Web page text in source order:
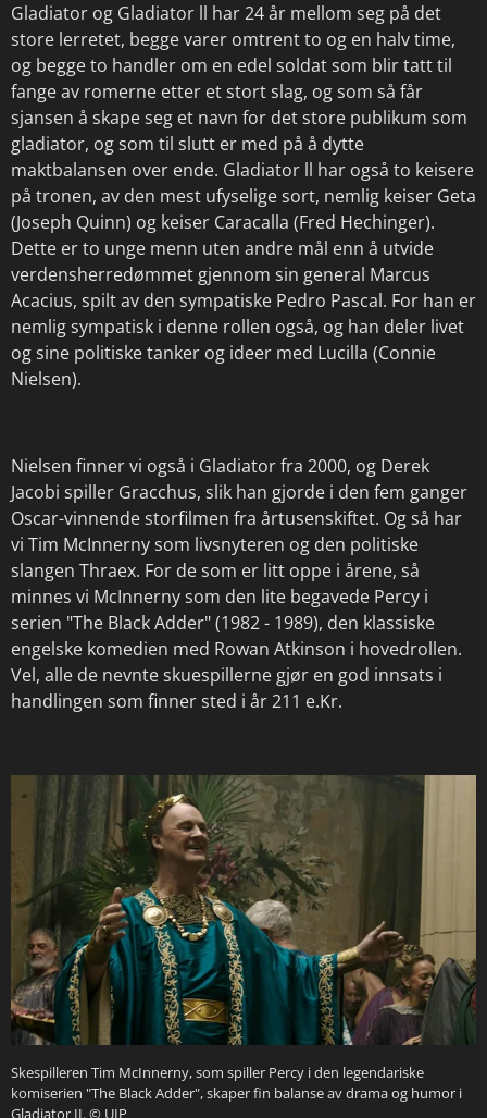
Gladiator og Gladiator ll har 24 år mellom seg på det
store lerretet, begge varer omtrent to og en halv time,
og begge to handler om en edel soldat som blir tatt til
fange av romerne etter et stort slag, og som så får
sjansen å skape seg et navn for det store publikum som
gladiator, og som til slutt er med på å dytte
maktbalansen over ende. Gladiator ll har også to keisere
på tronen, av den mest ufyselige sort, nemlig keiser Geta
(Joseph Quinn) og keiser Caracalla (Fred Hechinger).
Dette er to unge menn uten andre mål enn å utvide
verdensherredømmet gjennom sin general Marcus
Acacius, spilt av den sympatiske Pedro Pascal. For han er
nemlig sympatisk i denne rollen også, og han deler livet
og sine politiske tanker og ideer med Lucilla (Connie
Nielsen).
Nielsen finner vi også i Gladiator fra 2000, og Derek
Jacobi spiller Gracchus, slik han gjorde i den fem ganger
Oscar-vinnende storfilmen fra årtusenskiftet. Og så har
vi Tim McInnerny som livsnyteren og den politiske
slangen Thraex. For de som er litt oppe i årene, så
minnes vi McInnerny som den lite begavede Percy i
serien "The Black Adder" (1982 - 1989), den klassiske
engelske komedien med Rowan Atkinson i hovedrollen.
Vel, alle de nevnte skuespillerne gjør en god innsats i
handlingen som finner sted i år 211 e.Kr.
Skespilleren Tim McInnerny, som spiller Percy i den legendariske
komiserien "The Black Adder", skaper fin balanse av drama og humor i
Gladiator II.© UIP